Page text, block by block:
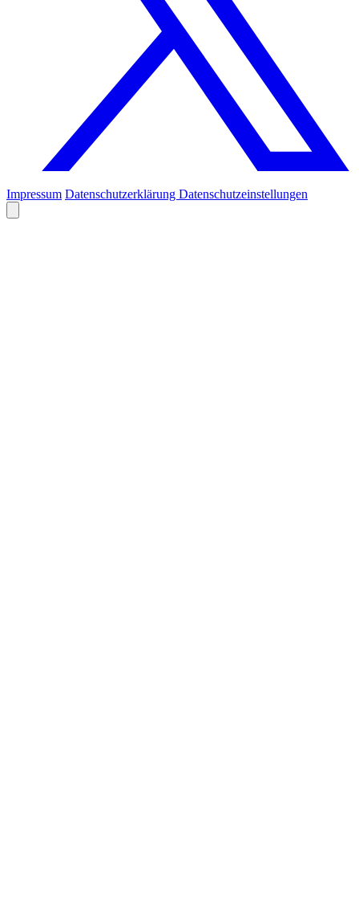
Impressum Datenschutzerklärung Datenschutzeinstellungen